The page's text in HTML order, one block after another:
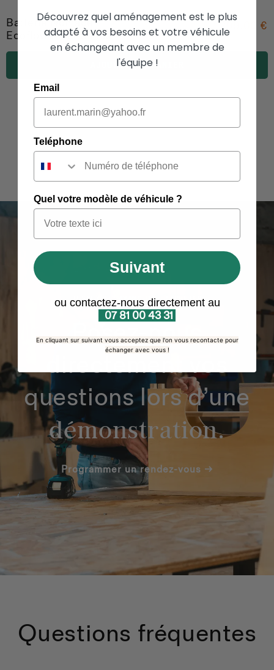
Batterie Nomade
Ecoflow River 3 Plus
299.00 €
AJOUTER AU PANIER
TESTEZ-LE AVANT DE L’ACHETER
Posez-nous
directement vos
questions lors d’une
démonstration.
Programmer un rendez-vous →
Questions fréquentes
Découvrez quel aménagement est le plus
adapté à vos besoins et votre véhicule
en échangeant avec un membre de
l'équipe !
Email
Teléphone
Quel votre modèle de véhicule ?
Suivant
ou contactez-nous directement au
07 81 00 43 31
En cliquant sur suivant vous acceptez que l'on vous recontacte pour
échanger avec vous !